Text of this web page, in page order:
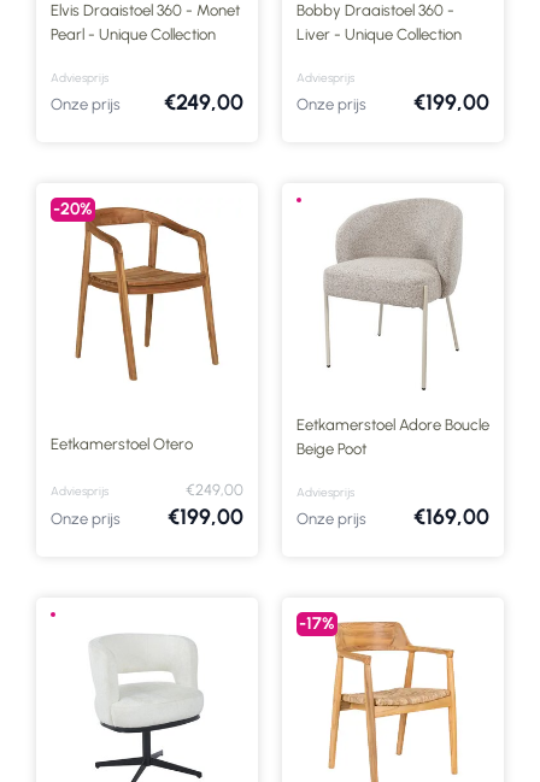
Elvis Draaistoel 360 - Monet
Pearl - Unique Collection
Adviesprijs
Onze prijs €249,00
Bobby Draaistoel 360 -
Liver - Unique Collection
Adviesprijs
Onze prijs €199,00
-20%
Eetkamerstoel Otero
Adviesprijs
€249,00
Onze prijs
€199,00
Eetkamerstoel Adore Boucle
Beige Poot
Adviesprijs
Onze prijs €169,00
-17%